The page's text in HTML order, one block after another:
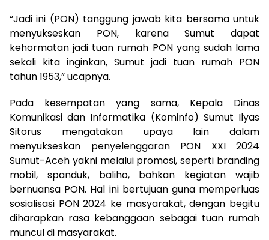
“Jadi ini (PON) tanggung jawab kita bersama untuk
menyukseskan PON, karena Sumut dapat
kehormatan jadi tuan rumah PON yang sudah lama
sekali kita inginkan, Sumut jadi tuan rumah PON
tahun 1953,” ucapnya.
Pada kesempatan yang sama, Kepala Dinas
Komunikasi dan Informatika (Kominfo) Sumut Ilyas
Sitorus mengatakan upaya lain dalam
menyukseskan penyelenggaran PON XXI 2024
Sumut-Aceh yakni melalui promosi, seperti branding
mobil, spanduk, baliho, bahkan kegiatan wajib
bernuansa PON. Hal ini bertujuan guna memperluas
sosialisasi PON 2024 ke masyarakat, dengan begitu
diharapkan rasa kebanggaan sebagai tuan rumah
muncul di masyarakat.